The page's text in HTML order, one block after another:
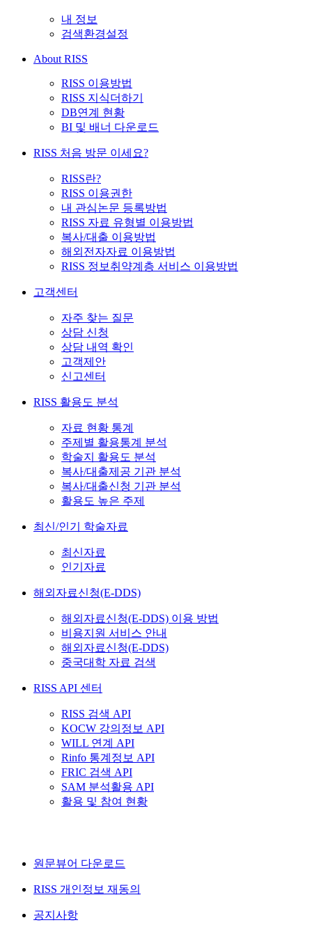
내 정보
검색환경설정
About RISS
RISS 이용방법
RISS 지식더하기
DB연계 현황
BI 및 배너 다운로드
RISS 처음 방문 이세요?
RISS란?
RISS 이용권한
내 관심논문 등록방법
RISS 자료 유형별 이용방법
복사/대출 이용방법
해외전자자료 이용방법
RISS 정보취약계층 서비스 이용방법
고객센터
자주 찾는 질문
상담 신청
상담 내역 확인
고객제안
신고센터
RISS 활용도 분석
자료 현황 통계
주제별 활용통계 분석
학술지 활용도 분석
복사/대출제공 기관 분석
복사/대출신청 기관 분석
활용도 높은 주제
최신/인기 학술자료
최신자료
인기자료
해외자료신청(E-DDS)
해외자료신청(E-DDS) 이용 방법
비용지원 서비스 안내
해외자료신청(E-DDS)
중국대학 자료 검색
RISS API 센터
RISS 검색 API
KOCW 강의정보 API
WILL 연계 API
Rinfo 통계정보 API
FRIC 검색 API
SAM 분석활용 API
활용 및 참여 현황
원문뷰어 다운로드
RISS 개인정보 재동의
공지사항